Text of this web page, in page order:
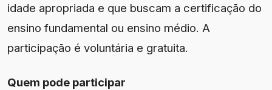
idade apropriada e que buscam a certificação do
ensino fundamental ou ensino médio. A
participação é voluntária e gratuita.
Quem pode participar